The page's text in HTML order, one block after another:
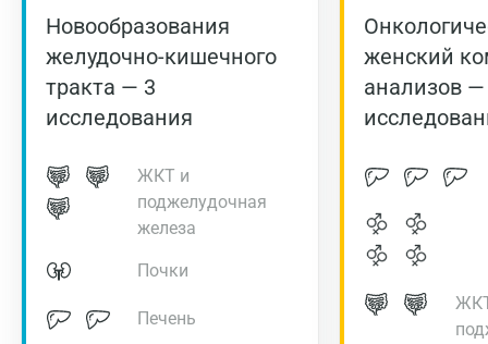
Новообразования
желудочно-кишечного
тракта — 3
исследования
ЖКТ и
поджелудочная
железа
Почки
Печень
женский
анализов